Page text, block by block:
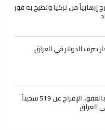
إرهابياً من تركيا وتطيح به فور
صرف الدولار في العراق
بينهم مشمولون بالعفو.. الإفراج عن 519 سجيناً
العراق